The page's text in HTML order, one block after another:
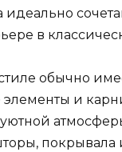
идеально
в
обычно
и